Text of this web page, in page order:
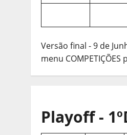
Versão final - 9 de
menu
Playoff -